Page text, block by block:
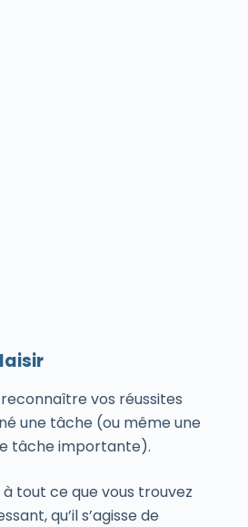
vos réussites
une tâche (ou même une
tâche importante).
tout ce que vous trouvez
qu’il s’agisse de